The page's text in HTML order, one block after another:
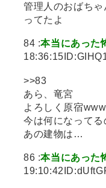
管理人のおばち
ってたよ
84 :本当にあった
>>83
あら、竜宮
よろしく原宿www
今は何になってる
あの建物は…
86 :本当にあった